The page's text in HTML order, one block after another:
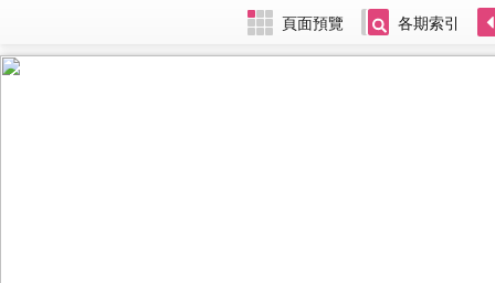
頁面預覽 各期索引